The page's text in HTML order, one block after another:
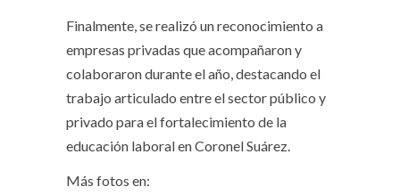
Finalmente, se realizó un reconocimiento a
empresas privadas que acompañaron y
colaboraron durante el año, destacando el
trabajo articulado entre el sector público y
privado para el fortalecimiento de la
educación laboral en Coronel Suárez.
Más fotos en: